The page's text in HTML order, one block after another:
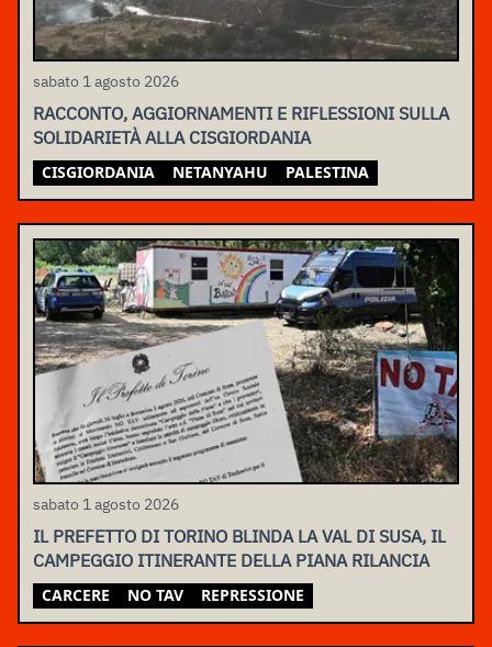
sabato 1 agosto 2026
RACCONTO, AGGIORNAMENTI E RIFLESSIONI SULLA
SOLIDARIETÀ ALLA CISGIORDANIA
CISGIORDANIA NETANYAHU PALESTINA
sabato 1 agosto 2026
IL PREFETTO DI TORINO BLINDA LA VAL DI SUSA, IL
CAMPEGGIO ITINERANTE DELLA PIANA RILANCIA
CARCERE NO TAV REPRESSIONE